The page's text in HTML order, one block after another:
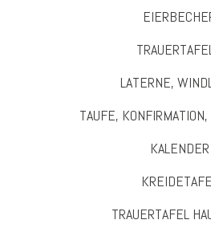
LATERNE,
TAUFE,
KALENDER
TRAUERTAFEL